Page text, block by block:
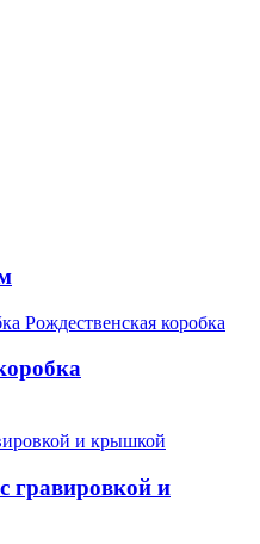
гравировкой и